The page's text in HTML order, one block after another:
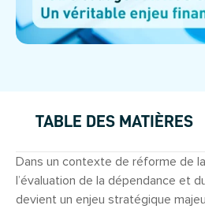
Dans un contexte de réforme de
l’évaluation de la dépendance et
devient un enjeu stratégique
TABLE DES MATIÈRES